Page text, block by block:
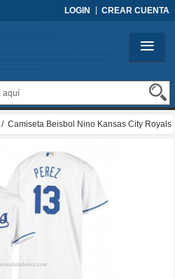
LOGIN CREAR CUENTA
/ Camiseta Beisbol Nino Kansas City Royals